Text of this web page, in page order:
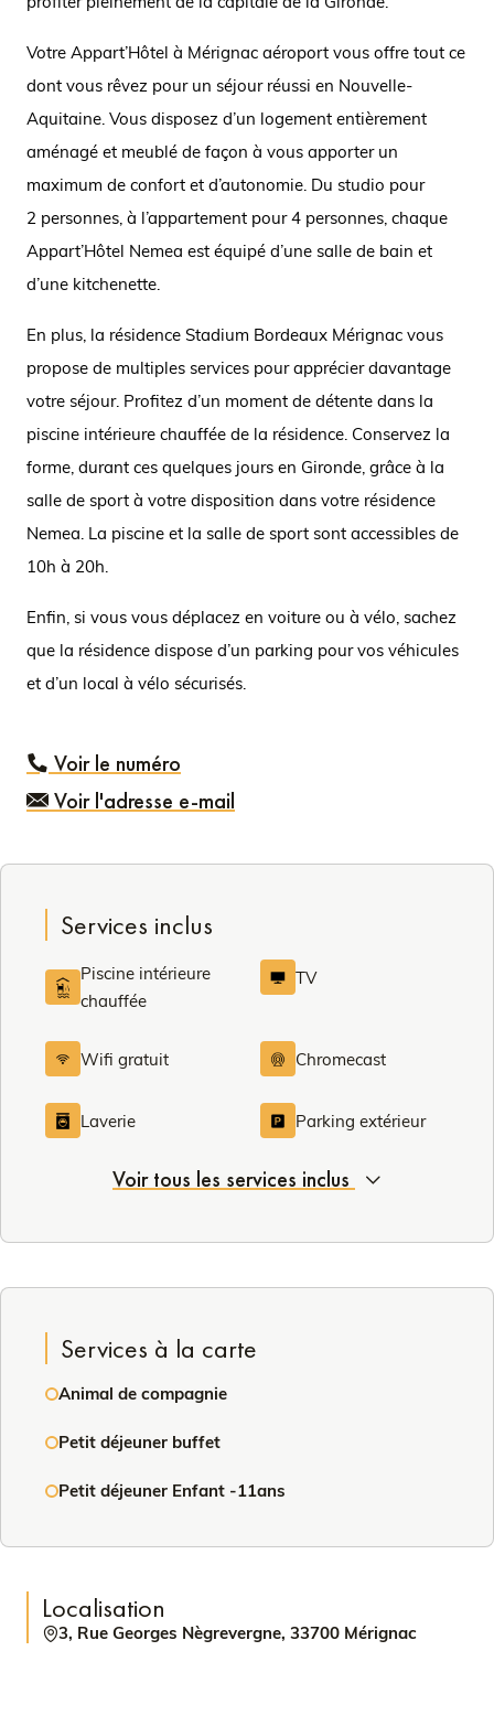
Votre Appart’Hôtel à Mérignac aéroport vous offre tout ce
dont vous rêvez pour un séjour réussi en Nouvelle-
Aquitaine. Vous disposez d’un logement entièrement
aménagé et meublé de façon à vous apporter un
maximum de confort et d’autonomie. Du studio pour
2 personnes, à l’appartement pour 4 personnes, chaque
Appart’Hôtel Nemea est équipé d’une salle de bain et
d’une kitchenette.
En plus, la résidence Stadium Bordeaux Mérignac vous
propose de multiples services pour apprécier davantage
votre séjour. Profitez d’un moment de détente dans la
piscine intérieure chauffée de la résidence. Conservez la
forme, durant ces quelques jours en Gironde, grâce à la
salle de sport à votre disposition dans votre résidence
Nemea. La piscine et la salle de sport sont accessibles de
10h à 20h.
Enfin, si vous vous déplacez en voiture ou à vélo, sachez
que la résidence dispose d’un parking pour vos véhicules
et d’un local à vélo sécurisés.
Voir le numéro
Voir l'adresse e-mail
Services inclus
Piscine intérieure
chauffée
TV
Wifi gratuit Chromecast
Laverie Parking extérieur
Voir tous les services inclus
Services à la carte
Animal de compagnie
Petit déjeuner buffet
Petit déjeuner Enfant -11ans
Localisation
3, Rue Georges Nègrevergne, 33700 Mérignac